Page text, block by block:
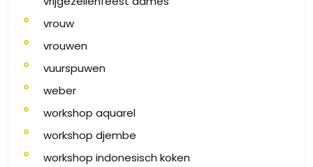
vrouw
vrouwen
vuurspuwen
weber
workshop aquarel
workshop djembe
workshop indonesisch koken